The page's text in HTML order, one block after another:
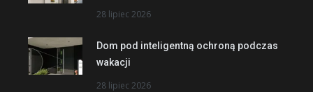
28 lipiec 2026
Dom pod inteligentną ochroną podczas
wakacji
28 lipiec 2026